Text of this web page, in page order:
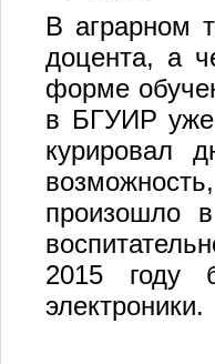
В аграрном
доцента, а
форме
в БГУИР уже
курировал
произошло
2015 году
электроники.